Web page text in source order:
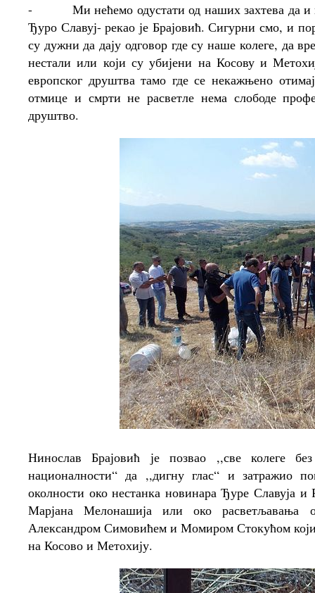
-
Ми нећемо одустати од наших захтева да
Ђуро Славуј- рекао је Брајовић. Сигурни смо, и
су дужни да дају одговор где су наше колеге, да
нестали или који су убијени на Косову и
европског друштва тамо где се некажњено
отмице и смрти не расветле нема слободе
друштво.
Нинослав Брајовић је позвао ,,све колеге
националности“ да ,,дигну глас“ и затражио
околности око нестанка новинара Ђуре Славуја
Марјана Мелонашија или око расветљавања
Александром Симовићем и Момиром Стокућом
на Косово и Метохију.